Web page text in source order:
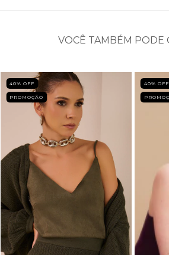
VOCÊ TAMBÉM PODE
40% OFF
PROMOÇÃO
40% OFF